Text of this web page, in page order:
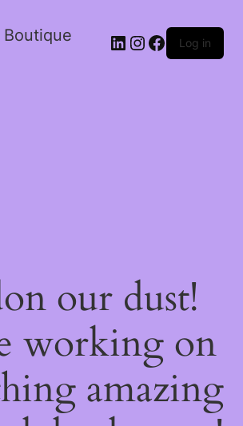
Boutique Log in
our dust!
working on
amazing